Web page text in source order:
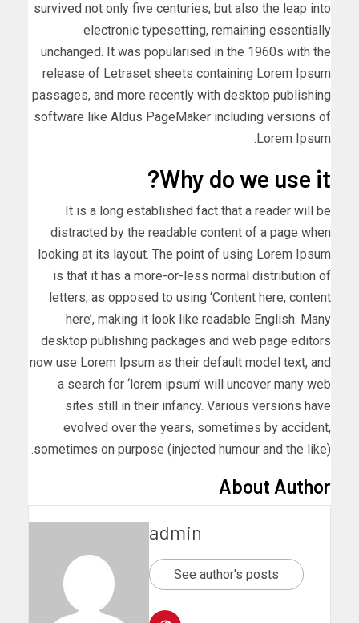
survived not only five centuries, but also the leap into
electronic typesetting, remaining essentially
unchanged. It was popularised in the 1960s with the
release of Letraset sheets containing Lorem Ipsum
passages, and more recently with desktop publishing
software like Aldus PageMaker including versions of
Lorem Ipsum.
Why do we use it?
It is a long established fact that a reader will be
distracted by the readable content of a page when
looking at its layout. The point of using Lorem Ipsum
is that it has a more-or-less normal distribution of
letters, as opposed to using ‘Content here, content
here’, making it look like readable English. Many
desktop publishing packages and web page editors
now use Lorem Ipsum as their default model text, and
a search for ‘lorem ipsum’ will uncover many web
sites still in their infancy. Various versions have
evolved over the years, sometimes by accident,
sometimes on purpose (injected humour and the like).
About Author
admin
See author's posts